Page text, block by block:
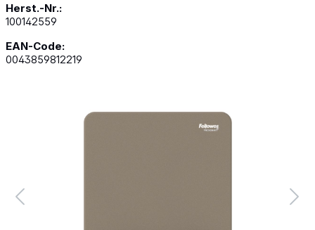
Herst.-Nr.:
100142559
EAN-Code:
0043859812219
Bildergalerie überspringen